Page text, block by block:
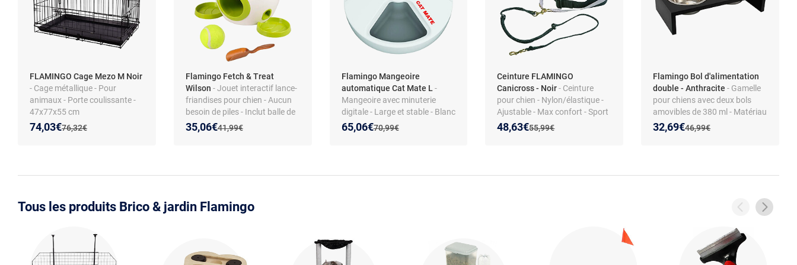
FLAMINGO Cage Mezo M Noir
- Cage métallique - Pour
animaux - Porte coulissante -
47x77x55 cm
Ancien prix :
76,32€
Nouveau prix :
74,03€
Réduction de :
Flamingo Fetch & Treat
Wilson - Jouet interactif lance-
friandises pour chien - Aucun
besoin de piles - Inclut balle de
tennis
Ancien prix :
41,99€
Nouveau prix :
35,06€
Réduction de :
Flamingo Mangeoire
automatique Cat Mate L -
Mangeoire avec minuterie
digitale - Large et stable - Blanc
Ancien prix :
70,99€
Nouveau prix :
65,06€
Réduction de :
Ceinture FLAMINGO
Canicross - Noir- Ceinture
pour chien - Nylon/élastique -
Ajustable - Max confort - Sport
et loisirsAncien prix :
55,99€
Nouveau prix :
48,63€
Réduction de :
Flamingo Bol d'alimentation
double - Anthracite - Gamelle
pour chiens avec deux bols
amovibles de 380 ml - Matériau
MDF et acier inoxydable
Ancien prix :
46,99€
Nouveau prix :
32,69€
Réduction de :
Tous les produits Brico & jardin Flamingo